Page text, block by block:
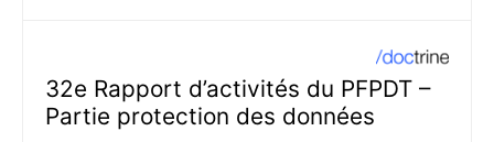
32e Rapport d’activités du PFPDT –
Partie protection des données